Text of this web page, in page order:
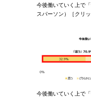
今後働いていく上で
スパーソン）［クリ
今後働いていく上で